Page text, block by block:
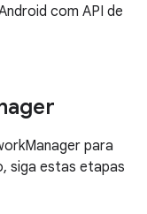
com API de
para
siga estas etapas